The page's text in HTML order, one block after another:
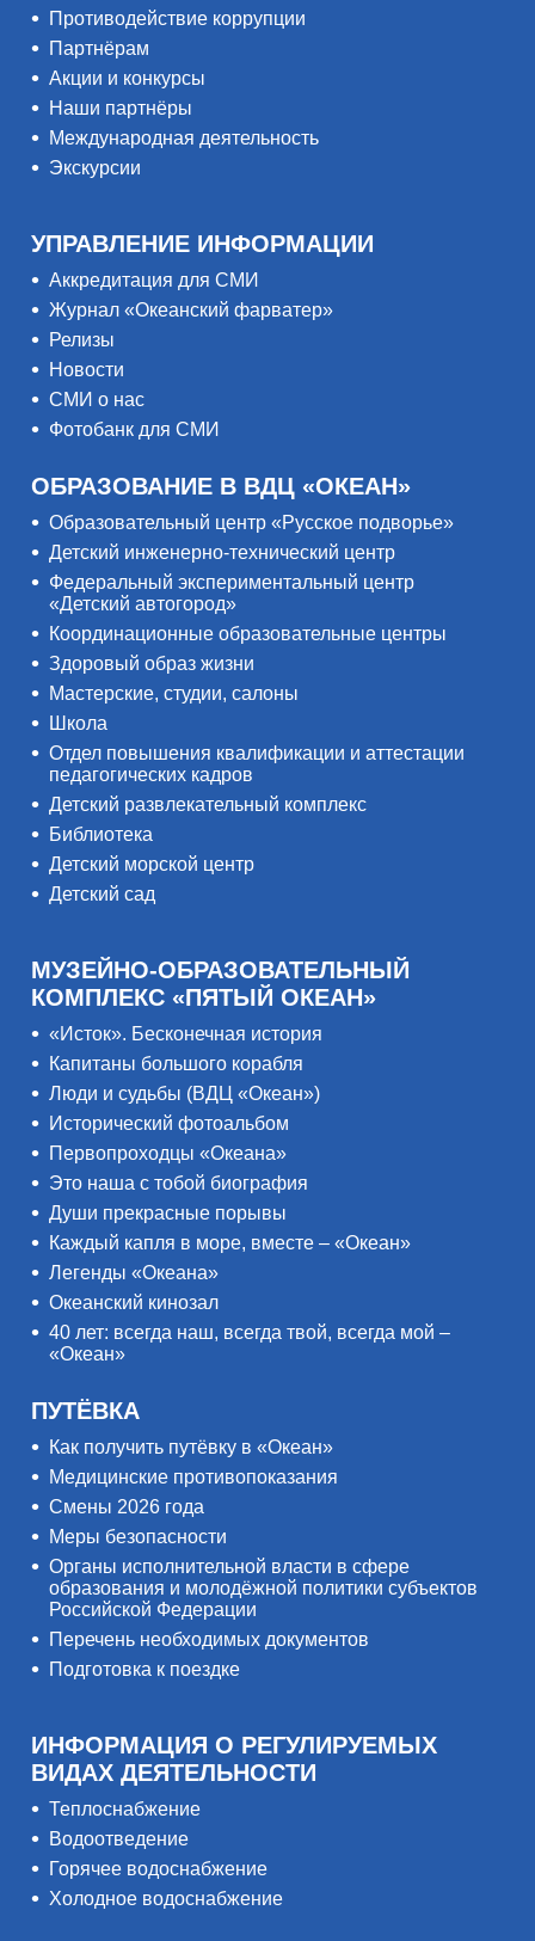
Противодействие коррупции
Партнёрам
Акции и конкурсы
Наши партнёры
Международная деятельность
Экскурсии
УПРАВЛЕНИЕ ИНФОРМАЦИИ
Аккредитация для СМИ
Журнал «Океанский фарватер»
Релизы
Новости
СМИ о нас
Фотобанк для СМИ
ОБРАЗОВАНИЕ В ВДЦ «ОКЕАН»
Образовательный центр «Русское подворье»
Детский инженерно-технический центр
Федеральный экспериментальный центр
«Детский автогород»
Координационные образовательные центры
Здоровый образ жизни
Мастерские, студии, салоны
Школа
Отдел повышения квалификации и аттестации
педагогических кадров
Детский развлекательный комплекс
Библиотека
Детский морской центр
Детский сад
МУЗЕЙНО-ОБРАЗОВАТЕЛЬНЫЙ
КОМПЛЕКС «ПЯТЫЙ ОКЕАН»
«Исток». Бесконечная история
Капитаны большого корабля
Люди и судьбы (ВДЦ «Океан»)
Исторический фотоальбом
Первопроходцы «Океана»
Это наша с тобой биография
Души прекрасные порывы
Каждый капля в море, вместе – «Океан»
Легенды «Океана»
Океанский кинозал
40 лет: всегда наш, всегда твой, всегда мой –
«Океан»
ПУТЁВКА
Как получить путёвку в «Океан»
Медицинские противопоказания
Смены 2026 года
Меры безопасности
Органы исполнительной власти в сфере
образования и молодёжной политики субъектов
Российской Федерации
Перечень необходимых документов
Подготовка к поездке
ИНФОРМАЦИЯ О РЕГУЛИРУЕМЫХ
ВИДАХ ДЕЯТЕЛЬНОСТИ
Теплоснабжение
Водоотведение
Горячее водоснабжение
Холодное водоснабжение